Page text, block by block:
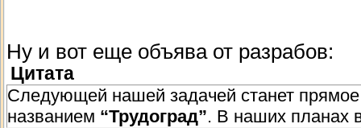
- Новое огнестрельное и холодное оружие;
- Новая глобальная карта “Метро”;
- Новые природные препятствия, пылевая
- Новые расширенные анимации;
Ну и вот еще объява от разрабов:
Цитата
Следующей нашей задачей станет
названием “Трудоград”. В наших планах